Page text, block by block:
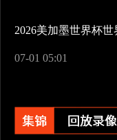
2026美加墨世界杯
07-01 05:01